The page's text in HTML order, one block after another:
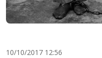
10/10/2017 12:56